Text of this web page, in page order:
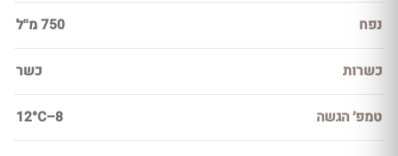
נפח 750 מ''ל
כשרות כשר
טמפ׳ הגשה 8–12°C